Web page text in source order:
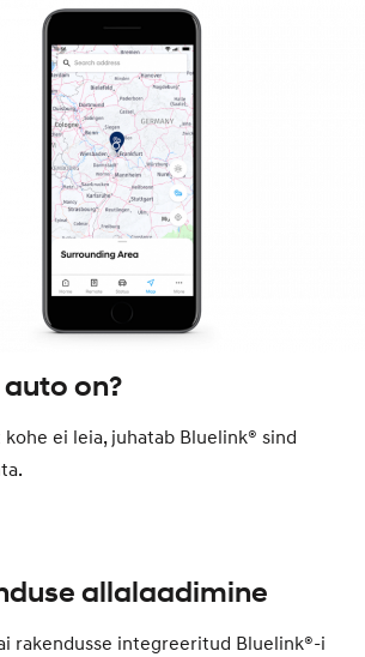
on?
kohe ei leia, juhatab Bluelink® sind
allalaadimine
rakendusse integreeritud Bluelink®-i